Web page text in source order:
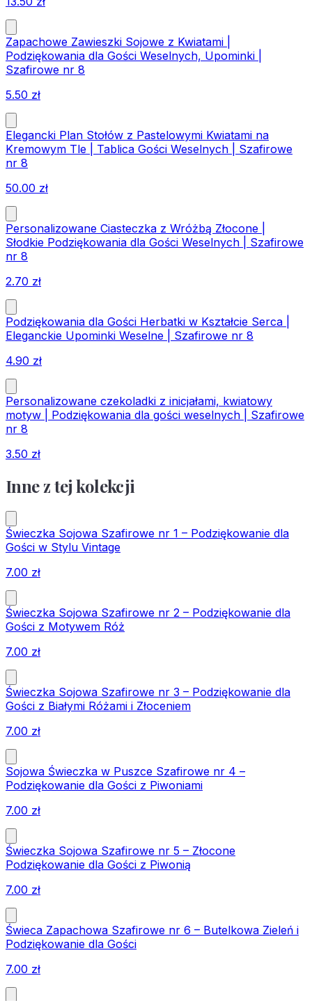
Zapachowe Zawieszki Sojowe z Kwiatami |
Podziękowania dla Gości Weselnych, Upominki |
Szafirowe nr 8
5.50 zł
Elegancki Plan Stołów z Pastelowymi Kwiatami na
Kremowym Tle | Tablica Gości Weselnych | Szafirowe
nr 8
50.00 zł
Personalizowane Ciasteczka z Wróżbą Złocone |
Słodkie Podziękowania dla Gości Weselnych | Szafirowe
nr 8
2.70 zł
Podziękowania dla Gości Herbatki w Kształcie Serca |
Eleganckie Upominki Weselne | Szafirowe nr 8
4.90 zł
Personalizowane czekoladki z inicjałami, kwiatowy
motyw | Podziękowania dla gości weselnych | Szafirowe
nr 8
3.50 zł
Inne z tej kolekcji
Świeczka Sojowa Szafirowe nr 1 – Podziękowanie dla
Gości w Stylu Vintage
7.00 zł
Świeczka Sojowa Szafirowe nr 2 – Podziękowanie dla
Gości z Motywem Róż
7.00 zł
Świeczka Sojowa Szafirowe nr 3 – Podziękowanie dla
Gości z Białymi Różami i Złoceniem
7.00 zł
Sojowa Świeczka w Puszce Szafirowe nr 4 –
Podziękowanie dla Gości z Piwoniami
7.00 zł
Świeczka Sojowa Szafirowe nr 5 – Złocone
Podziękowanie dla Gości z Piwonią
7.00 zł
Świeca Zapachowa Szafirowe nr 6 – Butelkowa Zieleń i
Podziękowanie dla Gości
7.00 zł